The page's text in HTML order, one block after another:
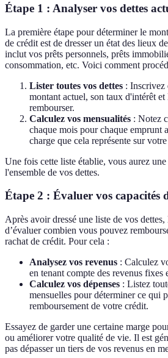
Étape 1 : Analyser vos dettes
La première étape pour déterminer le
de crédit est de dresser un état des lieux
inclut vos prêts personnels, prêts
consommation, etc. Voici comment
Lister toutes vos dettes : Inscrivez
montant actuel, son taux d'intérêt et
rembourser.
Calculez vos mensualités : Notez
chaque mois pour chaque emprunt
charge que cela représente sur
Une fois cette liste établie, vous aurez
l'ensemble de vos dettes.
Étape 2 : Évaluer vos capacités
Après avoir dressé une liste de vos dettes,
d’évaluer combien vous pouvez
rachat de crédit. Pour cela :
Analysez vos revenus : Calculez
en tenant compte des revenus fixes
Calculez vos dépenses : Listez
mensuelles pour déterminer ce qui
remboursement de votre crédit.
Essayez de garder une certaine marge
ou améliorer votre qualité de vie. Il est
pas dépasser un tiers de vos revenus en